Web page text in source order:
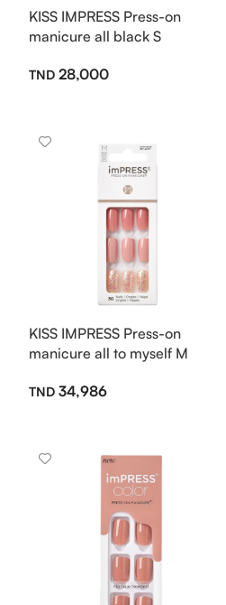
KISS IMPRESS Press-on
manicure all black S
28,000
KISS IMPRESS Press-on
manicure all to myself M
34,986